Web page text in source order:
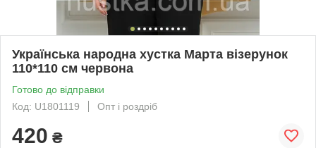
Українська народна хустка Марта візерунок
110*110 см червона
Готово до відправки
Код: U1801119
Опт і роздріб
420 ₴